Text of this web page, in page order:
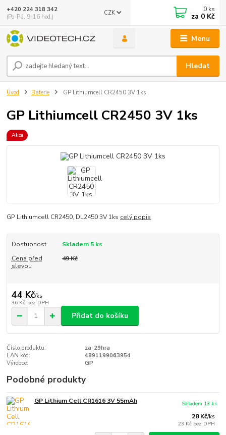
Menu
CZK
Hledat
+420 224 318 342
(Po-Pá, 9-16 hod.)
0 ks
za 0 Kč
Úvod Baterie GP Lithiumcell CR2450 3V 1ks
GP Lithiumcell CR2450 3V 1ks
Akce
GP Lithiumcell CR2450, DL2450 3V 1ks celý popis
Dostupnost
Skladem 5 ks
Cena před
slevou
49 Kč
44 Kč/ks
36 Kč bez DPH
Přidat do košíku
Číslo produktu:
za-29hra
EAN kód:
4891199063954
Výrobce:
GP
Podobné produkty
GP Lithium Cell CR1616 3V 55mAh
28 Kč/ks
23 Kč bez DPH
Skladem 13 ks